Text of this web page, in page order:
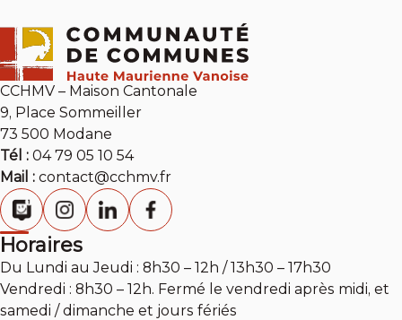
CCHMV – Maison Cantonale
9, Place Sommeiller
73 500 Modane
Tél : 04 79 05 10 54
Mail : contact@cchmv.fr
Horaires
Du Lundi au Jeudi : 8h30 – 12h / 13h30 – 17h30
Vendredi : 8h30 – 12h. Fermé le vendredi après midi, et
samedi / dimanche et jours fériés